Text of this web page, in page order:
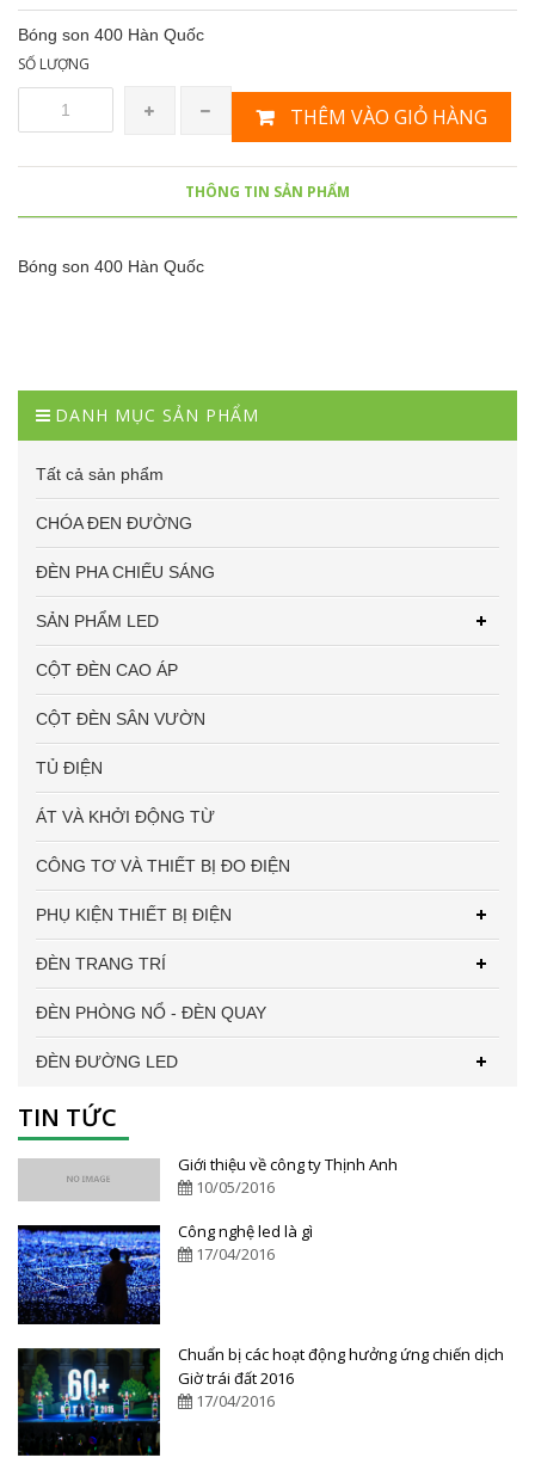
Bóng son 400 Hàn Quốc
SỐ LƯỢNG
THÊM VÀO GIỎ HÀNG
THÔNG TIN SẢN PHẨM
Bóng son 400 Hàn Quốc
DANH MỤC SẢN PHẨM
Tất cả sản phẩm
CHÓA ĐEN ĐƯỜNG
ĐÈN PHA CHIẾU SÁNG
SẢN PHẨM LED
CỘT ĐÈN CAO ÁP
CỘT ĐÈN SÂN VƯỜN
TỦ ĐIỆN
ÁT VÀ KHỞI ĐỘNG TỪ
CÔNG TƠ VÀ THIẾT BỊ ĐO ĐIỆN
PHỤ KIỆN THIẾT BỊ ĐIỆN
ĐÈN TRANG TRÍ
ĐÈN PHÒNG NỔ - ĐÈN QUAY
ĐÈN ĐƯỜNG LED
TIN TỨC
Giới thiệu về công ty Thịnh Anh
10/05/2016
Công nghệ led là gì
17/04/2016
Chuẩn bị các hoạt động hưởng ứng chiến dịch
Giờ trái đất 2016
17/04/2016